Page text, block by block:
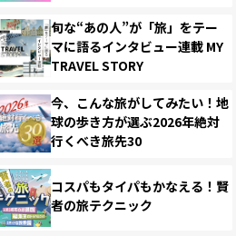
旬な“あの人”が「旅」をテー
マに語るインタビュー連載 MY
TRAVEL STORY
今、こんな旅がしてみたい！地
球の歩き方が選ぶ2026年絶対
行くべき旅先30
コスパもタイパもかなえる！賢
者の旅テクニック